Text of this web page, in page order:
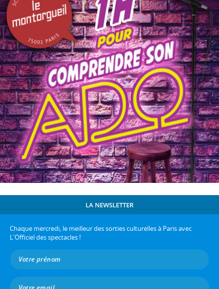
LA NEWSLETTER
Chaque mercredi, le meilleur des sorties culturelles à Paris avec
L'Officiel des spectacles !